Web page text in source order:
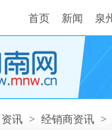
首页 新闻 泉
资讯 > 经销商资讯 >